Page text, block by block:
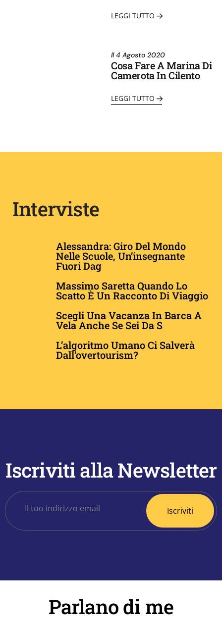
LEGGI TUTTO
Il4 Agosto 2020
Cosa Fare A Marina Di
Camerota In Cilento
LEGGI TUTTO
Interviste
Alessandra: Giro Del Mondo
Nelle Scuole, Un’insegnante
Fuori Dag
Massimo Saretta Quando Lo
Scatto È Un Racconto Di Viaggio
​​​​​​Scegli Una Vacanza In Barca A
Vela Anche Se Sei Da S
L’algoritmo Umano Ci Salverà
Dall’overtourism?
Iscriviti alla Newsletter
Parlano di me